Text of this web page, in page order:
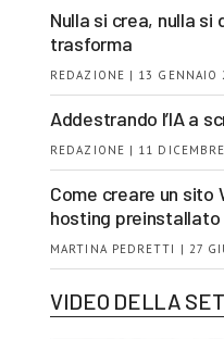
Nulla si crea, nulla
trasforma
REDAZIONE | 13 GENNAIO
Addestrando l’IA a
REDAZIONE | 11
Come creare un sito
hosting preinstallato
MARTINA PEDRETTI | 27
VIDEO DELLA